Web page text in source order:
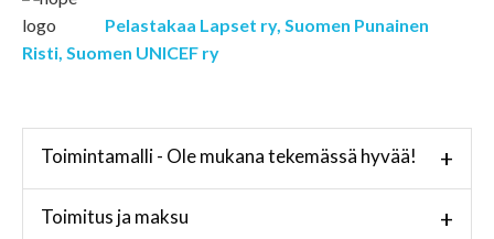
Pelastakaa Lapset ry, Suomen Punainen
Risti, Suomen UNICEF ry
Toimintamalli - Ole mukana tekemässä hyvää! +
Toimitus ja maksu +